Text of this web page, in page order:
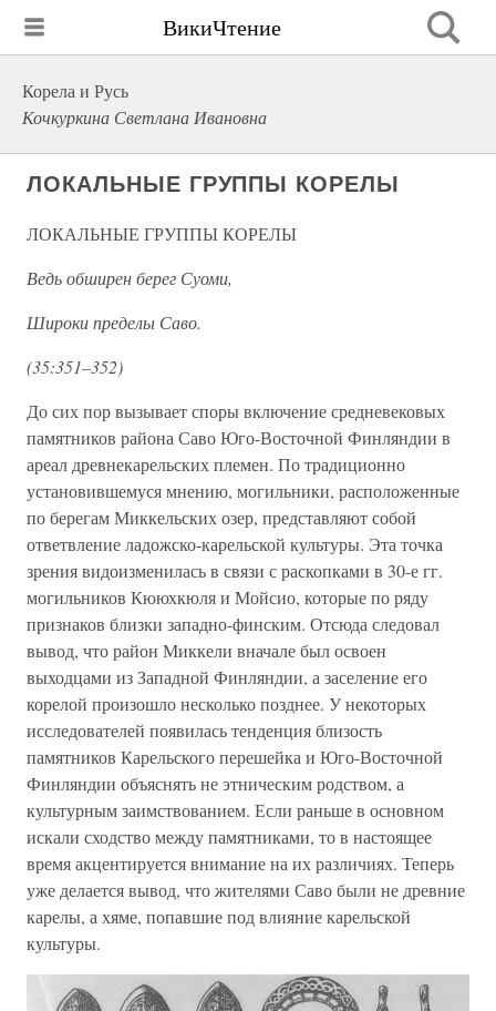
ВикиЧтение
Корела и Русь
Кочкуркина Светлана Ивановна
ЛОКАЛЬНЫЕ ГРУППЫ КОРЕЛЫ
ЛОКАЛЬНЫЕ ГРУППЫ КОРЕЛЫ
Ведь обширен берег Суоми,
Широки пределы Саво.
(35:351–352)
До сих пор вызывает споры включение средневековых
памятников района Саво Юго-Восточной Финляндии в
ареал древнекарельских племен. По традиционно
установившемуся мнению, могильники, расположенные
по берегам Миккельских озер, представляют собой
ответвление ладожско-карельской культуры. Эта точка
зрения видоизменилась в связи с раскопками в 30-е гг.
могильников Кююхкюля и Мойсио, которые по ряду
признаков близки западно-финским. Отсюда следовал
вывод, что район Миккели вначале был освоен
выходцами из Западной Финляндии, а заселение его
корелой произошло несколько позднее. У некоторых
исследователей появилась тенденция близость
памятников Карельского перешейка и Юго-Восточной
Финляндии объяснять не этническим родством, а
культурным заимствованием. Если раньше в основном
искали сходство между памятниками, то в настоящее
время акцентируется внимание на их различиях. Теперь
уже делается вывод, что жителями Саво были не древние
карелы, а хяме, попавшие под влияние карельской
культуры.